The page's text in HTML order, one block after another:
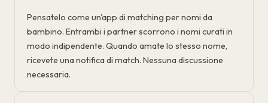
Pensatelo come un'app di matching per nomi da
bambino. Entrambi i partner scorrono i nomi curati in
modo indipendente. Quando amate lo stesso nome,
ricevete una notifica di match. Nessuna discussione
necessaria.